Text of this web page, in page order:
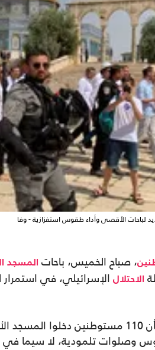
لباحات الأقصى وأداء طقوس استفزازية - وفا
، صباح الخميس، باحات المسجد
الاحتلال الإسرائيلي، في
وأفادت مصادر محلية بأن 110
وصلوات تلمودية، لا سيما